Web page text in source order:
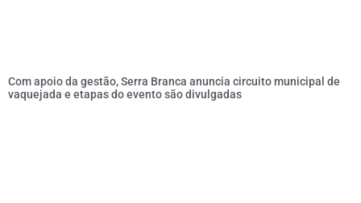
Com apoio da gestão, Serra Branca anuncia circuito municipal de
vaquejada e etapas do evento são divulgadas